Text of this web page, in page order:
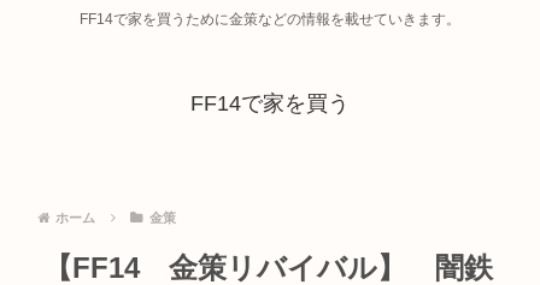
FF14で家を買うために金策などの情報を載せていきます。
FF14で家を買う
ホーム 金策
【FF14 金策リバイバル】 闇鉄